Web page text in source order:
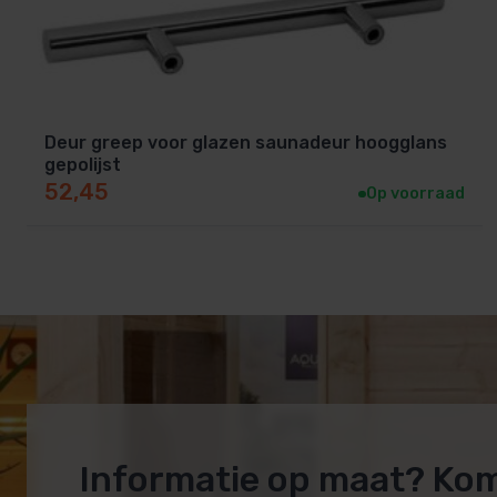
Deur greep voor glazen saunadeur hoogglans
gepolijst
52,45 Op voorraad
Informatie op maat?